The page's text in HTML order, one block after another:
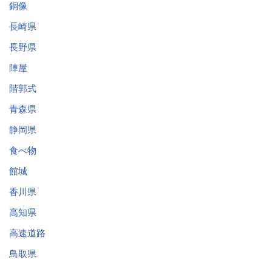
銅像
長崎県
長野県
陣屋
階郭式
青森県
静岡県
食べ物
館城
香川県
高知県
高速道路
鳥取県